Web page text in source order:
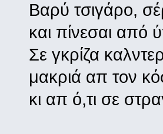
Βαρύ τσιγάρο,
και πίνεσαι από
Σε γκρίζα
μακριά απ τον
κι απ ό,τι σε